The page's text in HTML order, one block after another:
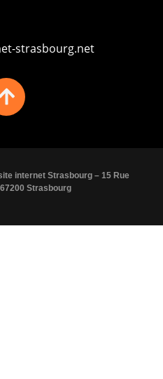
strasbourg.net
internet Strasbourg – 15 Rue
Strasbourg